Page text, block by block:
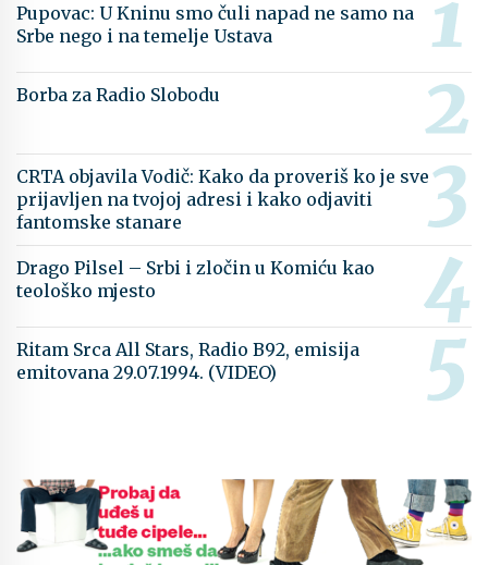
Pupovac: U Kninu smo čuli napad ne samo na
Srbe nego i na temelje Ustava
Borba za Radio Slobodu
CRTA objavila Vodič: Kako da proveriš ko je sve
prijavljen na tvojoj adresi i kako odjaviti
fantomske stanare
Drago Pilsel – Srbi i zločin u Komiću kao
teološko mjesto
Ritam Srca All Stars, Radio B92, emisija
emitovana 29.07.1994. (VIDEO)